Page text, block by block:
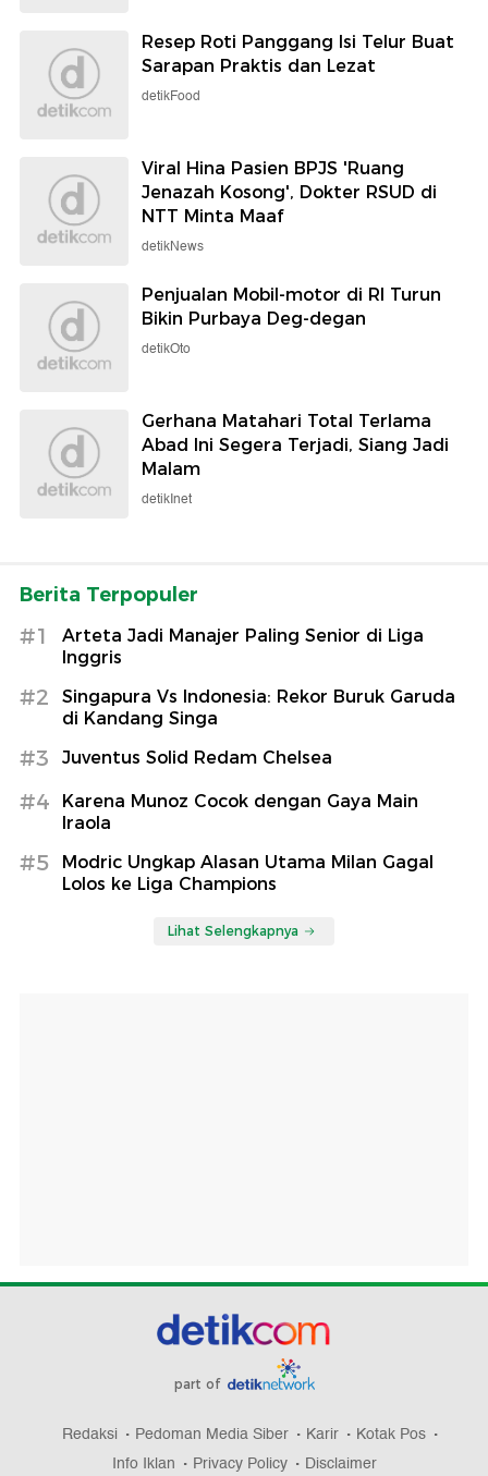
Resep Roti Panggang Isi Telur Buat
Sarapan Praktis dan Lezat
detikFood
Viral Hina Pasien BPJS 'Ruang
Jenazah Kosong', Dokter RSUD di
NTT Minta Maaf
detikNews
Penjualan Mobil-motor di RI Turun
Bikin Purbaya Deg-degan
detikOto
Gerhana Matahari Total Terlama
Abad Ini Segera Terjadi, Siang Jadi
Malam
detikInet
Berita Terpopuler
#1
Arteta Jadi Manajer Paling Senior di Liga
Inggris
#2
Singapura Vs Indonesia: Rekor Buruk Garuda
di Kandang Singa
#3 Juventus Solid Redam Chelsea
#4
Karena Munoz Cocok dengan Gaya Main
Iraola
#5
Modric Ungkap Alasan Utama Milan Gagal
Lolos ke Liga Champions
Lihat Selengkapnya
part of
Redaksi Pedoman Media Siber Karir
Kotak Pos
Info Iklan
Privacy Policy Disclaimer